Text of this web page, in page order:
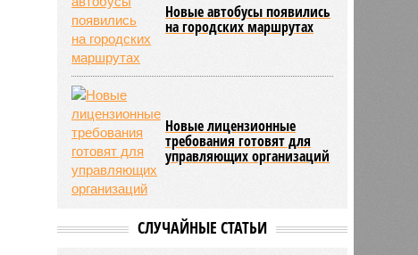
Новые автобусы появились
на городских маршрутах
Новые лицензионные
требования готовят для
управляющих организаций
СЛУЧАЙНЫЕ СТАТЬИ